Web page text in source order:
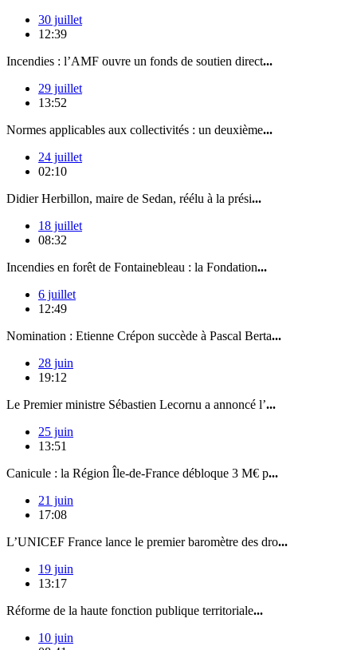
30 juillet
12:39
Incendies : l’AMF ouvre un fonds de soutien direct...
29 juillet
13:52
Normes applicables aux collectivités : un deuxième...
24 juillet
02:10
Didier Herbillon, maire de Sedan, réélu à la prési...
18 juillet
08:32
Incendies en forêt de Fontainebleau : la Fondation...
6 juillet
12:49
Nomination : Etienne Crépon succède à Pascal Berta...
28 juin
19:12
Le Premier ministre Sébastien Lecornu a annoncé l’...
25 juin
13:51
Canicule : la Région Île-de-France débloque 3 M€ p...
21 juin
17:08
L’UNICEF France lance le premier baromètre des dro...
19 juin
13:17
Réforme de la haute fonction publique territoriale...
10 juin